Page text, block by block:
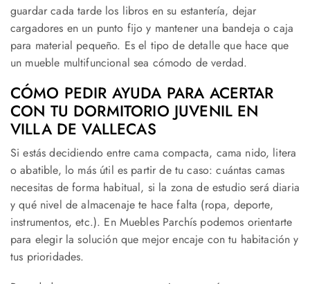
guardar cada tarde los libros en su estantería, dejar
cargadores en un punto fijo y mantener una bandeja o caja
para material pequeño. Es el tipo de detalle que hace que
un mueble multifuncional sea cómodo de verdad.
CÓMO PEDIR AYUDA PARA ACERTAR
CON TU DORMITORIO JUVENIL EN
VILLA DE VALLECAS
Si estás decidiendo entre cama compacta, cama nido, litera
o abatible, lo más útil es partir de tu caso: cuántas camas
necesitas de forma habitual, si la zona de estudio será diaria
y qué nivel de almacenaje te hace falta (ropa, deporte,
instrumentos, etc.). En Muebles Parchís podemos orientarte
para elegir la solución que mejor encaje con tu habitación y
tus prioridades.